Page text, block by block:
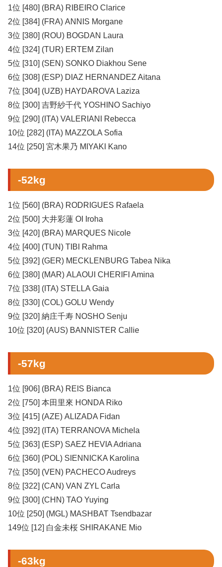
1位 [480] (BRA) RIBEIRO Clarice
2位 [384] (FRA) ANNIS Morgane
3位 [380] (ROU) BOGDAN Laura
4位 [324] (TUR) ERTEM Zilan
5位 [310] (SEN) SONKO Diakhou Sene
6位 [308] (ESP) DIAZ HERNANDEZ Aitana
7位 [304] (UZB) HAYDAROVA Laziza
8位 [300] 吉野紗千代 YOSHINO Sachiyo
9位 [290] (ITA) VALERIANI Rebecca
10位 [282] (ITA) MAZZOLA Sofia
14位 [250] 宮木果乃 MIYAKI Kano
-52kg
1位 [560] (BRA) RODRIGUES Rafaela
2位 [500] 大井彩蓮 OI Iroha
3位 [420] (BRA) MARQUES Nicole
4位 [400] (TUN) TIBI Rahma
5位 [392] (GER) MECKLENBURG Tabea Nika
6位 [380] (MAR) ALAOUI CHERIFI Amina
7位 [338] (ITA) STELLA Gaia
8位 [330] (COL) GOLU Wendy
9位 [320] 納庄千寿 NOSHO Senju
10位 [320] (AUS) BANNISTER Callie
-57kg
1位 [906] (BRA) REIS Bianca
2位 [750] 本田里來 HONDA Riko
3位 [415] (AZE) ALIZADA Fidan
4位 [392] (ITA) TERRANOVA Michela
5位 [363] (ESP) SAEZ HEVIA Adriana
6位 [360] (POL) SIENNICKA Karolina
7位 [350] (VEN) PACHECO Audreys
8位 [322] (CAN) VAN ZYL Carla
9位 [300] (CHN) TAO Yuying
10位 [250] (MGL) MASHBAT Tsendbazar
149位 [12] 白金未桜 SHIRAKANE Mio
-63kg